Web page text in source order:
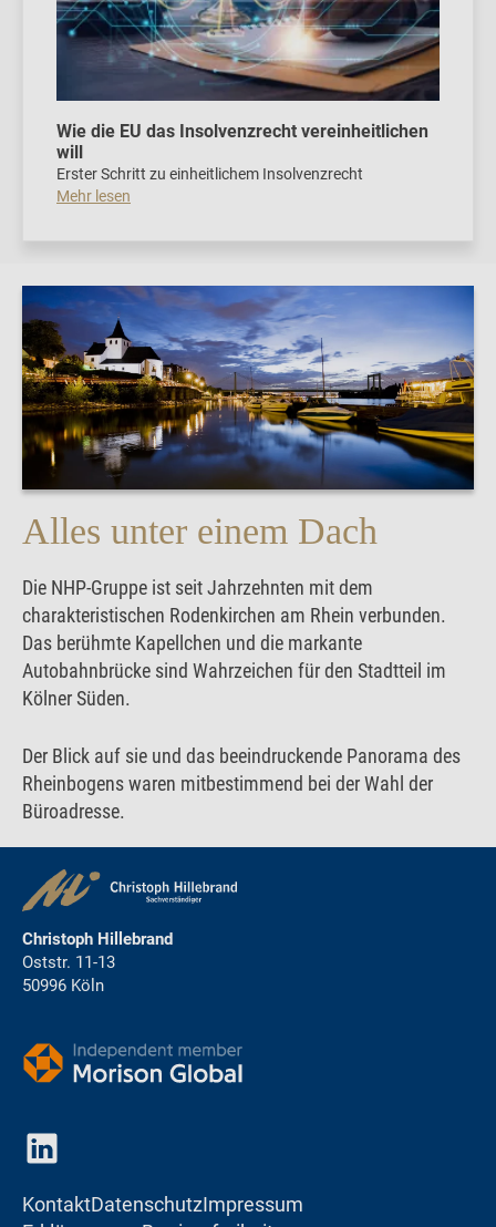
Wie die EU das Insolvenzrecht vereinheitlichen
will
Erster Schritt zu einheitlichem Insolvenzrecht
Mehr lesen
Alles unter einem Dach
Die NHP-Gruppe ist seit Jahrzehnten mit dem
charakteristischen Rodenkirchen am Rhein verbunden.
Das berühmte Kapellchen und die markante
Autobahnbrücke sind Wahrzeichen für den Stadtteil im
Kölner Süden.
Der Blick auf sie und das beeindruckende Panorama des
Rheinbogens waren mitbestimmend bei der Wahl der
Büroadresse.
Christoph Hillebrand
Oststr. 11-13
50996 Köln
KontaktDatenschutzImpressum